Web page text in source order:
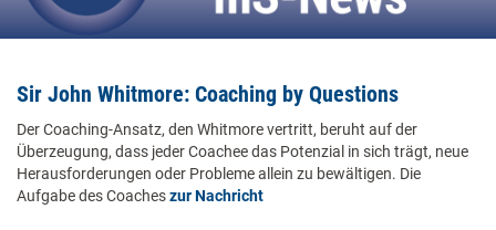
Sir John Whitmore: Coaching by Questions
Der Coaching-Ansatz, den Whitmore vertritt, beruht auf der
Überzeugung, dass jeder Coachee das Potenzial in sich trägt, neue
Herausforderungen oder Probleme allein zu bewältigen. Die
Aufgabe des Coacheszur Nachricht